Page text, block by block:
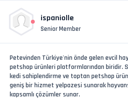
ispaniolle
Senior Member
Petevinden Türkiye'nin önde gelen evcil
petshop ürünleri platformlarından biridir.
kedi sahiplendirme ve toptan petshop
geniş bir hizmet yelpazesi sunarak
kapsamlı çözümler sunar.